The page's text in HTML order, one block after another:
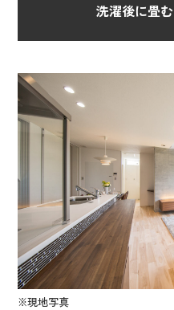
洗濯後に畳
※現地写真